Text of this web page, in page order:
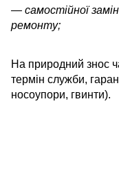
— самостійної
ремонту;
На природний знос
термін служби,
носоупори, гвинти).